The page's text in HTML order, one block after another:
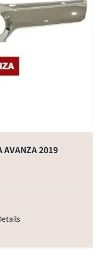
AVANZA 2019